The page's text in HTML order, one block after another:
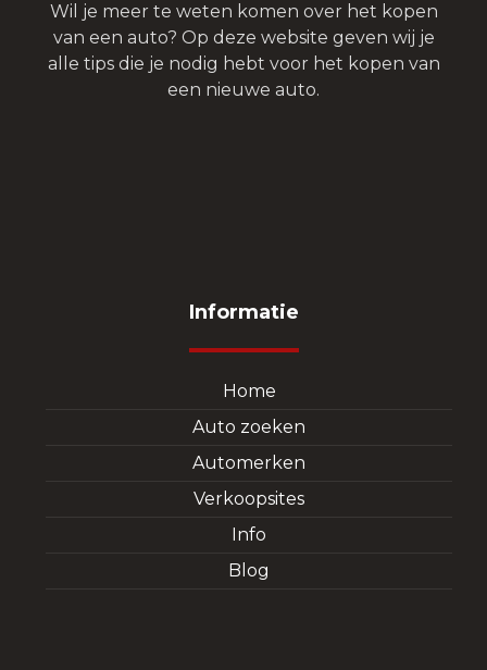
Wil je meer te weten komen over het kopen
van een auto? Op deze website geven wij je
alle tips die je nodig hebt voor het kopen van
een nieuwe auto.
Informatie
Home
Auto zoeken
Automerken
Verkoopsites
Info
Blog